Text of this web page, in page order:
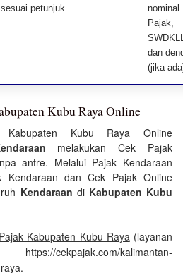
petunjuk.
nominal
Pajak,
dan
(jika
Kubu Raya Online
Kubu Raya Online
melakukan Cek Pajak
antre. Melalui Pajak Kendaraan
Kendaraan dan Cek Pajak Online
Kendaraan di Kabupaten Kubu
Kabupaten Kubu Raya(layanan
cekpajak.com/kalimantan-